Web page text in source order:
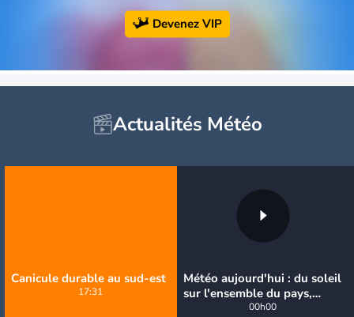
Devenez VIP
Actualités Météo
Canicule durable au sud-est
17:31
Météo aujourd'hui : du soleil
sur l'ensemble du pays,
jusqu'à 40°C au sud-est
00h00